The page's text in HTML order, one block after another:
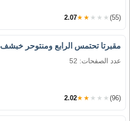
2.07★★★★★ (55)
مقبرتا تحتمس الرابع ومنتوحر خبشف
عدد الصفحات: 52
2.02★★★★★ (96)